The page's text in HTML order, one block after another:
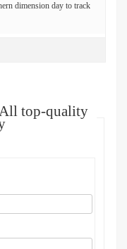
dimension day to track
top-quality